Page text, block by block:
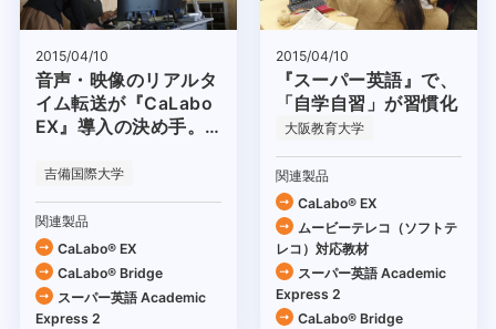
2015/04/10
音声・映像のリアルタ
イム転送が『CaLabo
EX』導入の決め手。
全体の授業効率を高め
たい！
吉備国際大学
関連製品
CaLabo® EX
CaLabo® Bridge
スーパー英語 Academic
Express 2
2015/04/10
『スーパー英語』で、
「自学自習」が習慣化
大阪教育大学
関連製品
CaLabo® EX
ムービーテレコ（ソフトテ
レコ）対応教材
スーパー英語 Academic
Express 2
CaLabo® Bridge